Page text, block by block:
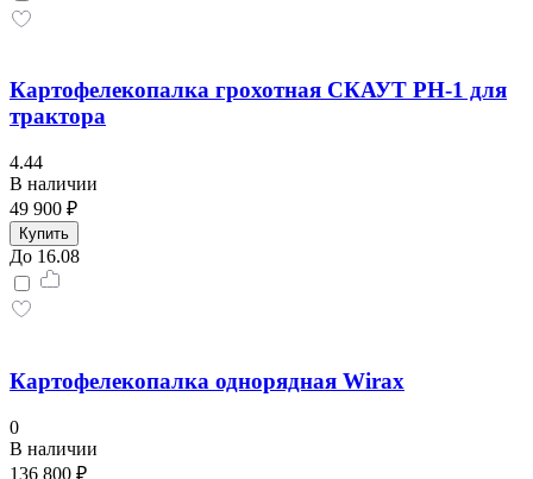
Картофелекопалка грохотная СКАУТ PH-1 для
трактора
4.44
В наличии
49 900 ₽
Купить
До 16.08
Картофелекопалка однорядная Wirax
0
В наличии
136 800 ₽